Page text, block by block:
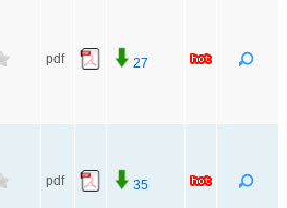
pdf 27
pdf 35